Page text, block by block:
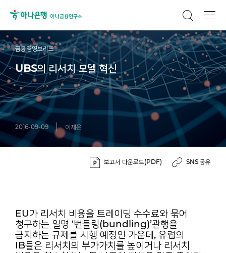
금융경영브리프
UBS의 리서치 모델 혁신
2016-09-09 이재은
보고서 다운로드(PDF) SNS 공유
EU가 리서치 비용을 트레이딩 수수료와 묶어
청구하는 일명 ‘번들링(bundling)’관행을
금지하는 규제를 시행 예정인 가운데, 유럽의
IB들은 리서치의 부가가치를 높이거나 리서치